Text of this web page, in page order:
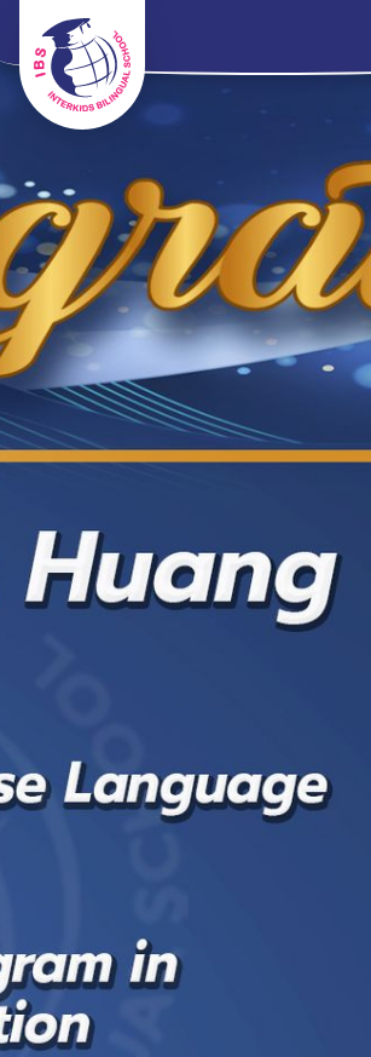
ร่วมงานกับเรา
ติดต่อเรา
นโยบาย PDPA
ไทย EN 中文